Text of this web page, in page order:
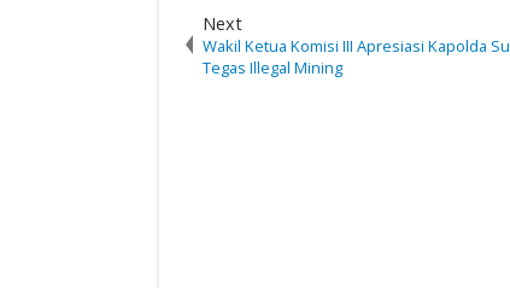
Next
Wakil Ketua Komisi III Apresiasi Kapolda
Tegas Illegal Mining